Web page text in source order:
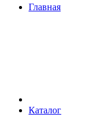
Главная
Каталог